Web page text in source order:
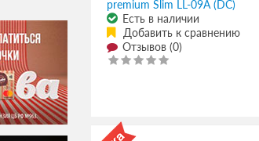
Есть в наличии
Добавить к сравнению
Отзывов (0)